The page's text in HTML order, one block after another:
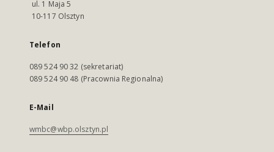
ul. 1 Maja 5
10-117 Olsztyn
Telefon
089 524 90 32 (sekretariat)
089 524 90 48 (Pracownia Regionalna)
E-Mail
wmbc@wbp.olsztyn.pl